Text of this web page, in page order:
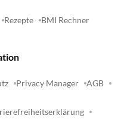
Rezepte BMI Rechner
Privacy Manager AGB